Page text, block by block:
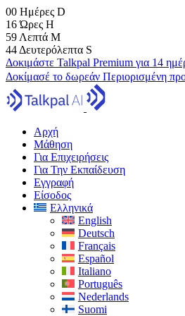
00 Ημέρες D
16 Ώρες H
59 Λεπτά M
42 Δευτερόλεπτα S
Δοκιμάστε Talkpal Premium για 14
Δοκίμασέ το δωρεάν Περιορισμένη
Αρχή
Μάθηση
Για Επιχειρήσεις
Για Την Εκπαίδευση
Εγγραφή
Είσοδος
Ελληνικά
English
Deutsch
Français
Español
Italiano
Português
Nederlands
Suomi